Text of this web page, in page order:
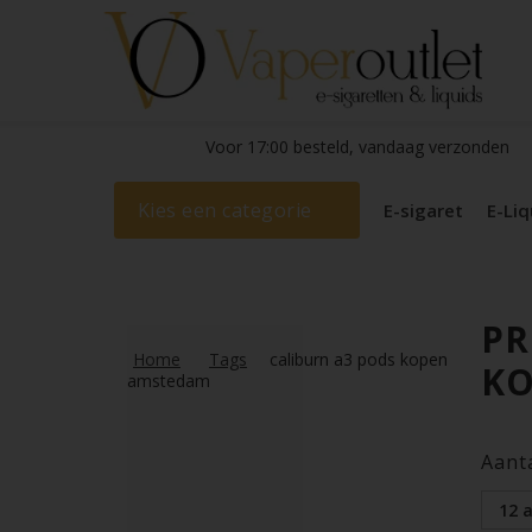
Voor 17:00 besteld, vandaag verzonden
Kies een categorie E-sigaret E-
Home Tags
caliburn a3 pods kopen
amstedam